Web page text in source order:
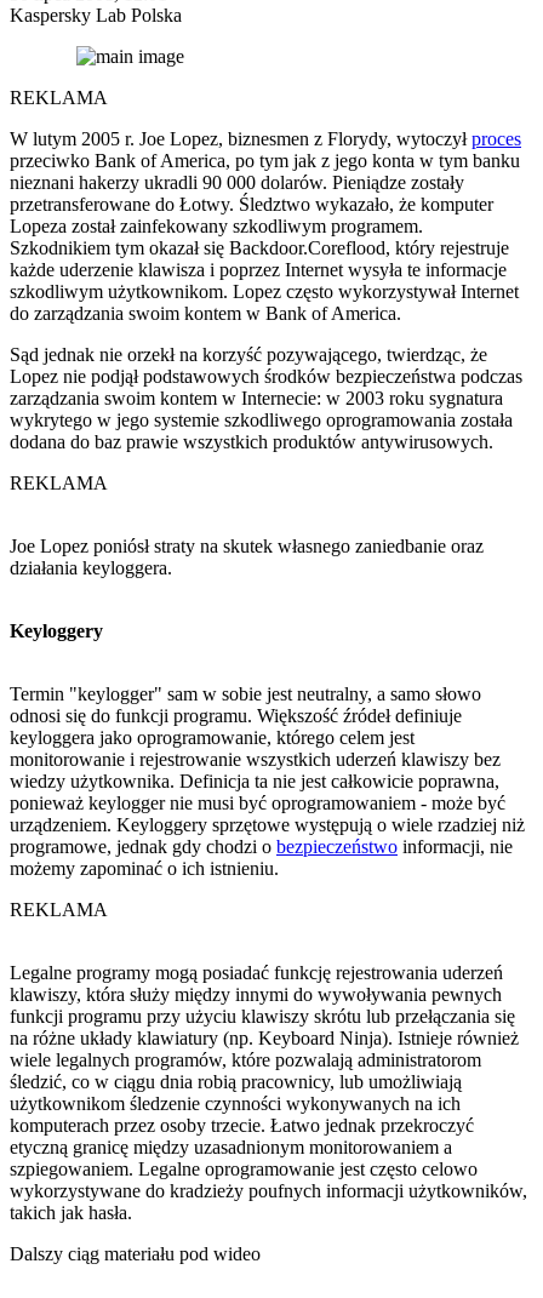
Kaspersky Lab Polska
REKLAMA
W lutym 2005 r. Joe Lopez, biznesmen z Florydy, wytoczyłproces
przeciwko Bank of America, po tym jak z jego konta w tym banku
nieznani hakerzy ukradli 90 000 dolarów. Pieniądze zostały
przetransferowane do Łotwy. Śledztwo wykazało, że komputer
Lopeza został zainfekowany szkodliwym programem.
Szkodnikiem tym okazał się Backdoor.Coreflood, który rejestruje
każde uderzenie klawisza i poprzez Internet wysyła te informacje
szkodliwym użytkownikom. Lopez często wykorzystywał Internet
do zarządzania swoim kontem w Bank of America.
Sąd jednak nie orzekł na korzyść pozywającego, twierdząc, że
Lopez nie podjął podstawowych środków bezpieczeństwa podczas
zarządzania swoim kontem w Internecie: w 2003 roku sygnatura
wykrytego w jego systemie szkodliwego oprogramowania została
dodana do baz prawie wszystkich produktów antywirusowych.
REKLAMA
Joe Lopez poniósł straty na skutek własnego zaniedbanie oraz
działania keyloggera.
Keyloggery
Termin "keylogger" sam w sobie jest neutralny, a samo słowo
odnosi się do funkcji programu. Większość źródeł definiuje
keyloggera jako oprogramowanie, którego celem jest
monitorowanie i rejestrowanie wszystkich uderzeń klawiszy bez
wiedzy użytkownika. Definicja ta nie jest całkowicie poprawna,
ponieważ keylogger nie musi być oprogramowaniem - może być
urządzeniem. Keyloggery sprzętowe występują o wiele rzadziej niż
programowe, jednak gdy chodzi o bezpieczeństwo informacji, nie
możemy zapominać o ich istnieniu.
REKLAMA
Legalne programy mogą posiadać funkcję rejestrowania uderzeń
klawiszy, która służy między innymi do wywoływania pewnych
funkcji programu przy użyciu klawiszy skrótu lub przełączania się
na różne układy klawiatury (np. Keyboard Ninja). Istnieje również
wiele legalnych programów, które pozwalają administratorom
śledzić, co w ciągu dnia robią pracownicy, lub umożliwiają
użytkownikom śledzenie czynności wykonywanych na ich
komputerach przez osoby trzecie. Łatwo jednak przekroczyć
etyczną granicę między uzasadnionym monitorowaniem a
szpiegowaniem. Legalne oprogramowanie jest często celowo
wykorzystywane do kradzieży poufnych informacji użytkowników,
takich jak hasła.
Dalszy ciąg materiału pod wideo